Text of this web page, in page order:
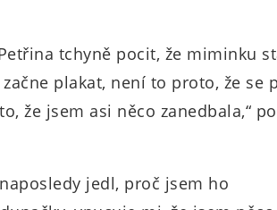
tchyně pocit, že miminku
plakat, není to proto, že se
že jsem asi něco zanedbala,“
jedl, proč jsem ho